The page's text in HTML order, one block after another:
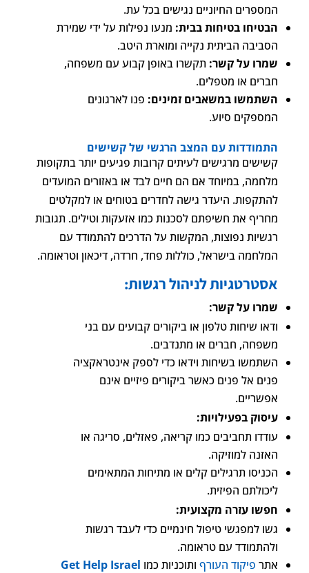
המספרים החיוניים נגישים בכל עת.
הבטיחו בטיחות בבית: מנעו נפילות על ידי שמירת
הסביבה הביתית נקייה ומוארת היטב.
שמרו על קשר: תקשרו באופן קבוע עם משפחה,
חברים או מטפלים.
השתמשו במשאבים זמינים: פנו לארגונים
המספקים סיוע.
התמודדות עם המצב הרגשי של קשישים
קשישים מרגישים לעיתים קרובות פגיעים יותר בתקופות
מלחמה, במיוחד אם הם חיים לבד או באזורים המועדים
להתקפות. היעדר גישה לחדרים בטוחים או למקלטים
מחריף את חשיפתם לסכנות כמו אזעקות וטילים. תגובות
רגשיות נפוצות, המקשות על הדרכים להתמודד עם
המלחמה בישראל, כוללות פחד, חרדה, דיכאון וטראומה.
אסטרטגיות לניהול רגשות:
שמרו על קשר:
ודאו שיחות טלפון או ביקורים קבועים עם בני
משפחה, חברים או מתנדבים.
השתמשו בשיחות וידאו כדי לספק אינטראקציה
פנים אל פנים כאשר ביקורים פיזיים אינם
אפשריים.
עיסוק בפעילויות:
עודדו תחביבים כמו קריאה, פאזלים, סריגה או
האזנה למוזיקה.
הכניסו תרגילים קלים או מתיחות המתאימים
ליכולתם הפיזית.
חפשו עזרה מקצועית:
גשו למפגשי טיפול חינמיים כדי לעבד רגשות
ולהתמודד עם טראומה.
אתר פיקוד העורףותוכניות כמו Get Help Israel